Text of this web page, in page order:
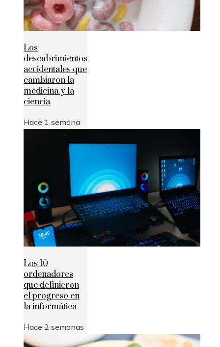
Los
descubrimientos
accidentales que
cambiaron la
medicina y la
ciencia
Hace 1 semana
Los 10
ordenadores
que definieron
el progreso en
la informática
Hace 2 semanas